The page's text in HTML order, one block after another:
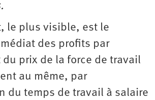
le plus visible, est le
des profits par
du prix de la force de travail
au même, par
du temps de travail à salaire